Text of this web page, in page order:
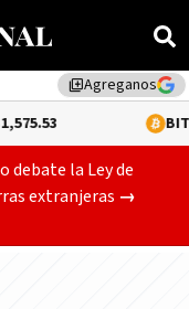
library_addAgreganos
-0.13%
debate la Ley de
extranjeras →